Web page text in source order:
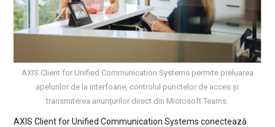
AXIS Client for Unified Communication Systems permite preluarea
apelurilor de la interfoane, controlul punctelor de acces și
transmiterea anunțurilor direct din Microsoft Teams.
AXIS Client for Unified Communication Systems conectează